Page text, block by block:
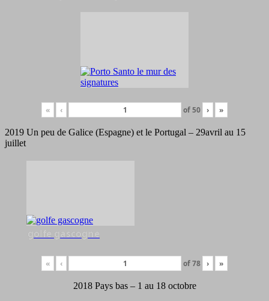
« ‹ of50 › »
2019 Un peu de Galice (Espagne) et le Portugal – 29avril au 15
juillet
golfe gascogne
« ‹ of78 › »
2018 Pays bas – 1 au 18 octobre